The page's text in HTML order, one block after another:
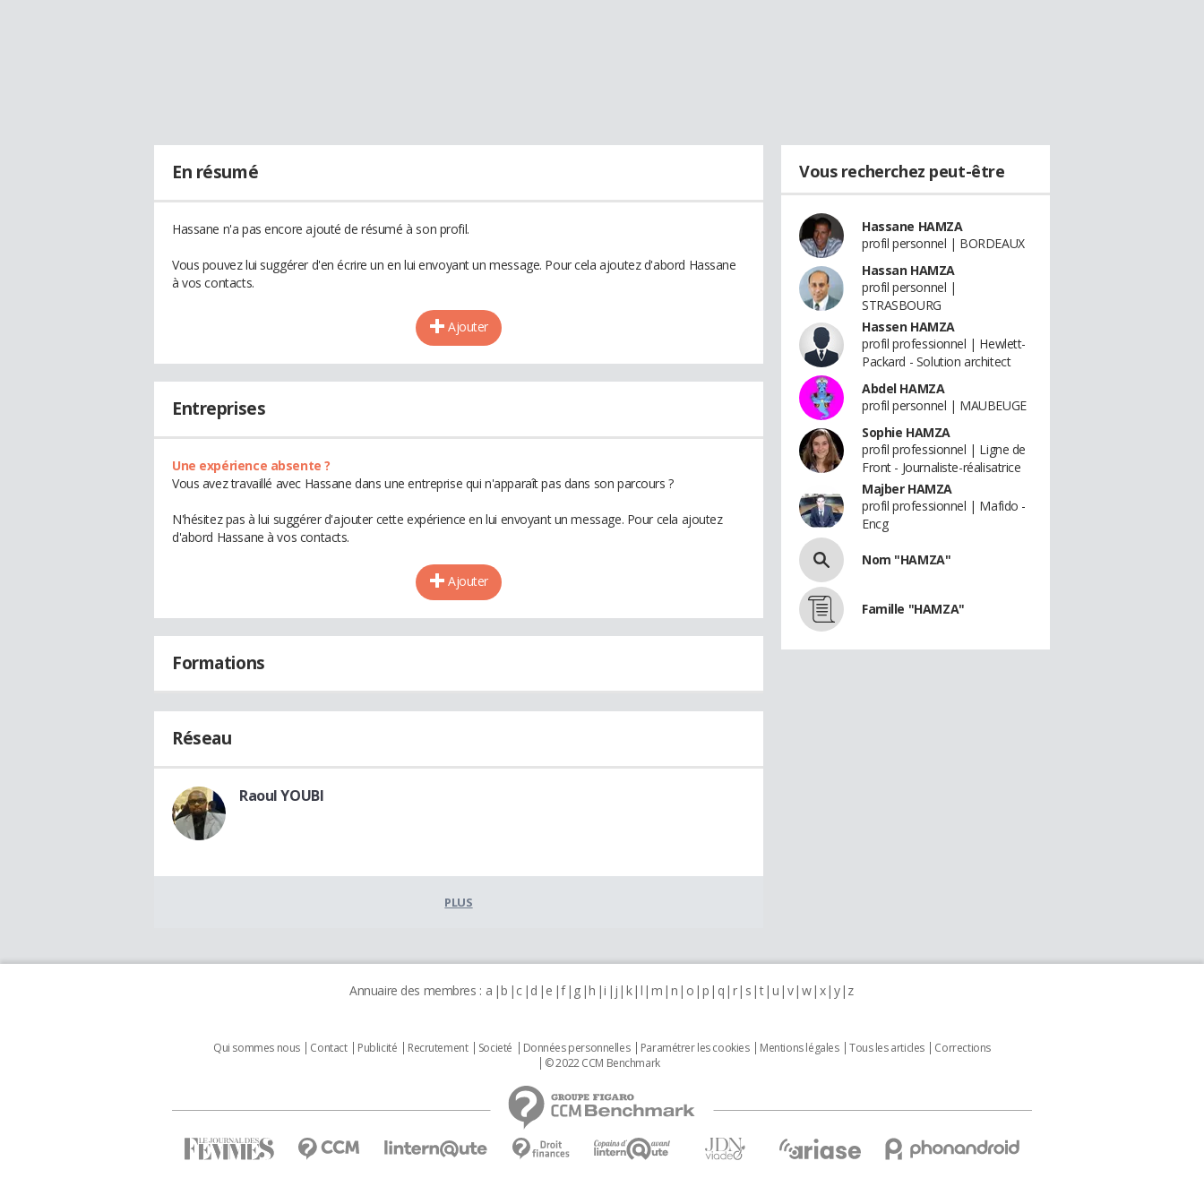
En résumé
Hassane n'a pas encore ajouté de résumé à son profil.
Vous pouvez lui suggérer d'en écrire un en lui envoyant un message. Pour cela ajoutez d'abord Hassane
à vos contacts.
Ajouter
Entreprises
Une expérience absente ?
Vous avez travaillé avec Hassane dans une entreprise qui n'apparaît pas dans son parcours ?
N'hésitez pas à lui suggérer d'ajouter cette expérience en lui envoyant un message. Pour cela ajoutez
d'abord Hassane à vos contacts.
Ajouter
Formations
Réseau
Raoul YOUBI
PLUS
Vous recherchez peut-être
Hassane HAMZA
profil personnel | BORDEAUX
Hassan HAMZA
profil personnel |
STRASBOURG
Hassen HAMZA
profil professionnel | Hewlett-
Packard - Solution architect
Abdel HAMZA
profil personnel | MAUBEUGE
Sophie HAMZA
profil professionnel | Ligne de
Front - Journaliste-réalisatrice
Majber HAMZA
profil professionnel | Mafido -
Encg
Nom "HAMZA"
Famille "HAMZA"
Annuaire des membres : a b c d e f g h i j k l m n o p q r s t u v w x y z
Qui sommes nous Contact Publicité Recrutement Societé Données personnelles Paramétrer les cookies Mentions légales Tous les articles
Corrections
© 2022 CCM Benchmark